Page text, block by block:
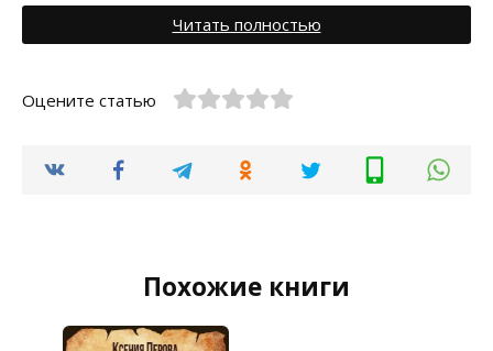
Читать полностью
Оцените статью
Похожие книги